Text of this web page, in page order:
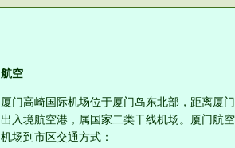
航空
厦门高崎国际机场位于厦门岛东北部，距离厦
出入境航空港，属国家二类干线机场。厦门航
机场到市区交通方式：